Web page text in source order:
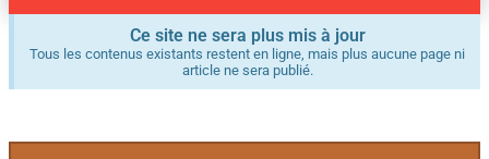
Ce site ne sera plus mis à jour
Tous les contenus existants restent en ligne, mais plus aucune page ni
article ne sera publié.